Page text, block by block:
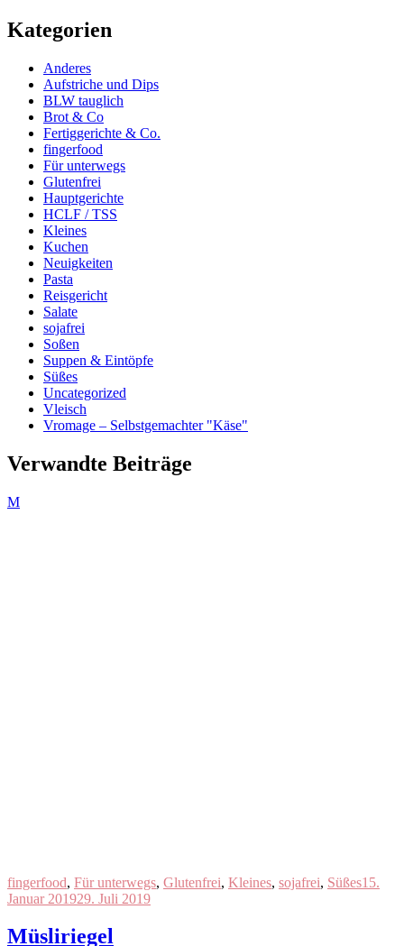
Kategorien
Anderes
Aufstriche und Dips
BLW tauglich
Brot & Co
Fertiggerichte & Co.
fingerfood
Für unterwegs
Glutenfrei
Hauptgerichte
HCLF / TSS
Kleines
Kuchen
Neuigkeiten
Pasta
Reisgericht
Salate
sojafrei
Soßen
Suppen & Eintöpfe
Süßes
Uncategorized
Vleisch
Vromage – Selbstgemachter "Käse"
Verwandte Beiträge
M
fingerfood, Für unterwegs, Glutenfrei, Kleines, sojafrei, Süßes15.
Januar 201929. Juli 2019
Müsliriegel